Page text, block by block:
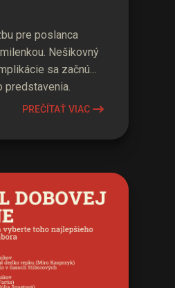
pre poslanca
Nešikovný
sa začnú...
predstavenia.
PREČÍTAŤ VIAC